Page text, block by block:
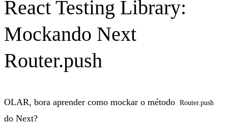
React Testing Library:
Mockando Next
Router.push
OLAR, bora aprender como mockar o método Router.push
do Next?